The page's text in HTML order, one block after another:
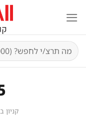
content
חיפוש
עבור:
קניון